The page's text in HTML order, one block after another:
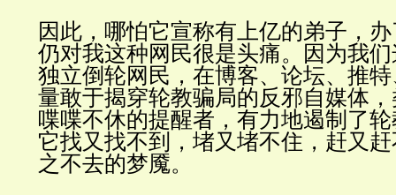
因此，哪怕它宣称有上亿的弟子，
仍对我这种网民很是头痛。因为我
独立倒轮网民，在博客、论坛、推
量敢于揭穿轮教骗局的反邪自媒体
喋喋不休的提醒者，有力地遏制了
它找又找不到，堵又堵不住，赶又
之不去的梦魇。